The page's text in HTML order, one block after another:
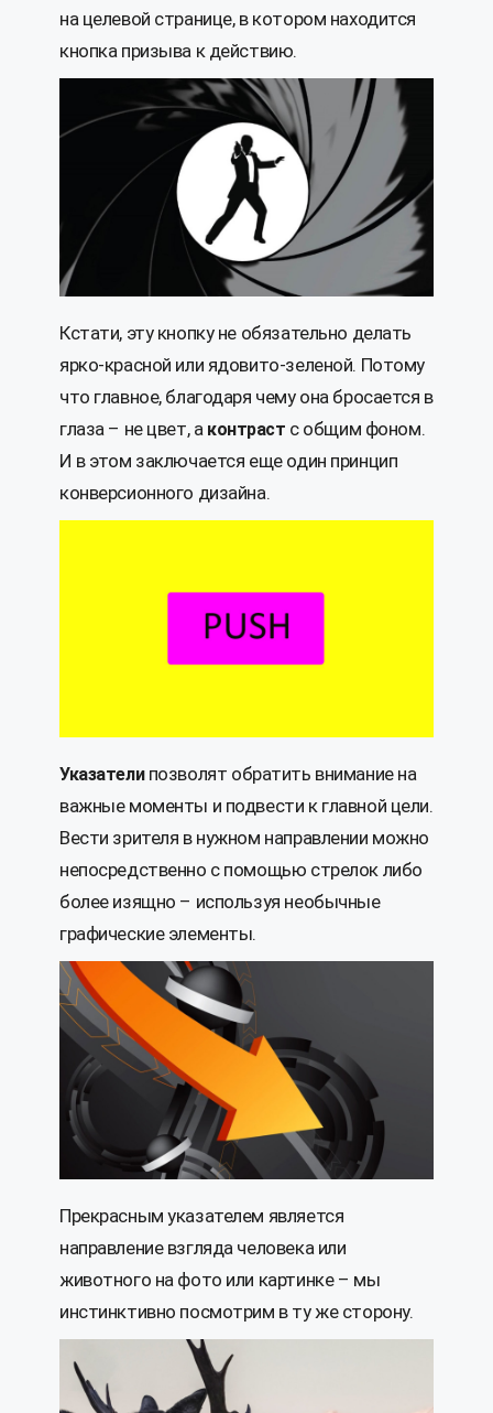
на целевой странице, в котором находится
кнопка призыва к действию.
Кстати, эту кнопку не обязательно делать
ярко-красной или ядовито-зеленой. Потому
что главное, благодаря чему она бросается в
глаза – не цвет, а контраст с общим фоном.
И в этом заключается еще один принцип
конверсионного дизайна.
Указатели позволят обратить внимание на
важные моменты и подвести к главной цели.
Вести зрителя в нужном направлении можно
непосредственно с помощью стрелок либо
более изящно – используя необычные
графические элементы.
Прекрасным указателем является
направление взгляда человека или
животного на фото или картинке – мы
инстинктивно посмотрим в ту же сторону.